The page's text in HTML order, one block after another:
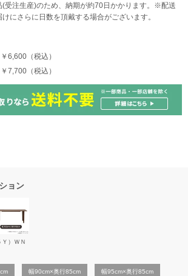
(受注生産)のため、納期が約70日かかります。※配送
にさらに日数を頂戴する場合がございます。
￥6,600（税込）
￥7,700（税込）
ョン
Ｙ）ＷＮ
幅90cm×奥行85cm 幅95cm×奥行85cm